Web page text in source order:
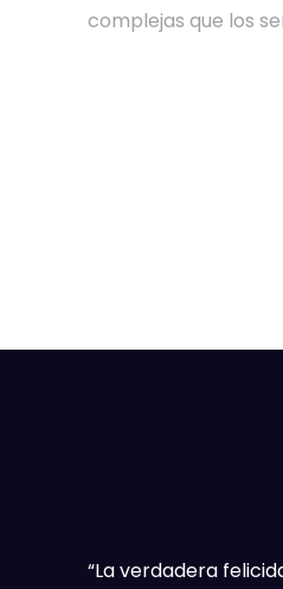
complejas que los
“La verdadera